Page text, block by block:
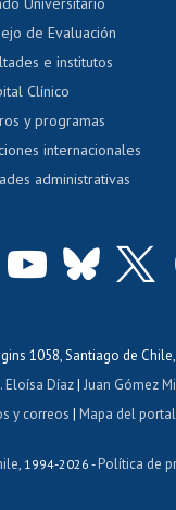
Postulación al AUCAI
Tarjeta TUI
de Evaluación
e institutos
Clínico
y programas
internacionales
administrativas
1058, Santiago de Chile,
Eloísa Díaz| Juan Gómez
y correos |Mapa del portal
, 1994-2026 -Política de